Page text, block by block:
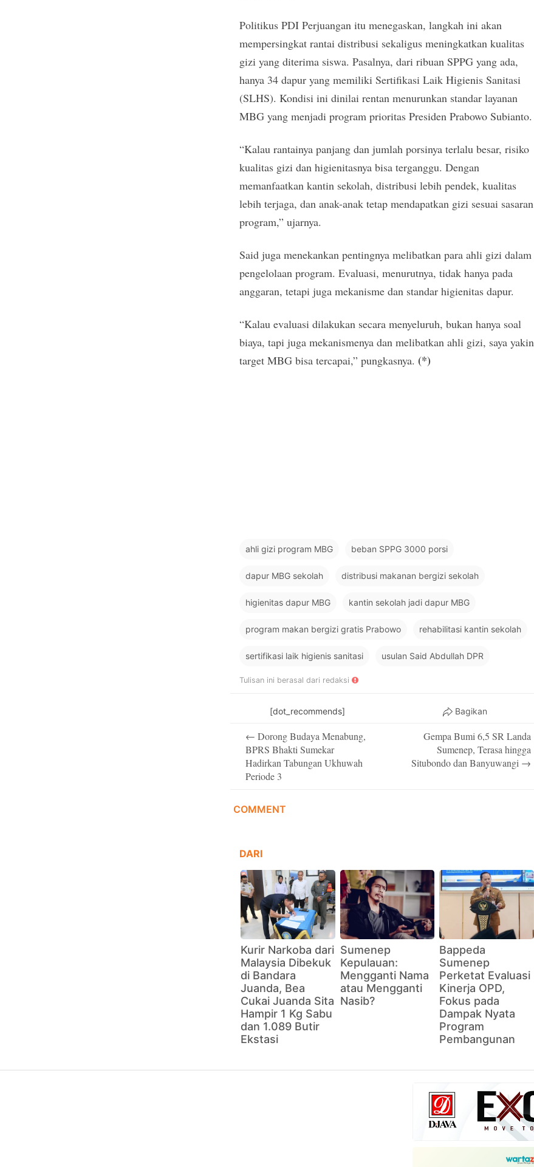
Politikus PDI Perjuangan itu menegaskan, langkah ini akan
mempersingkat rantai distribusi sekaligus meningkatkan kualitas
gizi yang diterima siswa. Pasalnya, dari ribuan SPPG yang ada,
hanya 34 dapur yang memiliki Sertifikasi Laik Higienis Sanitasi
(SLHS). Kondisi ini dinilai rentan menurunkan standar layanan
MBG yang menjadi program prioritas Presiden Prabowo Subianto.
“Kalau rantainya panjang dan jumlah porsinya terlalu besar, risiko
kualitas gizi dan higienitasnya bisa terganggu. Dengan
memanfaatkan kantin sekolah, distribusi lebih pendek, kualitas
lebih terjaga, dan anak-anak tetap mendapatkan gizi sesuai sasaran
program,” ujarnya.
Said juga menekankan pentingnya melibatkan para ahli gizi dalam
pengelolaan program. Evaluasi, menurutnya, tidak hanya pada
anggaran, tetapi juga mekanisme dan standar higienitas dapur.
“Kalau evaluasi dilakukan secara menyeluruh, bukan hanya soal
biaya, tapi juga mekanismenya dan melibatkan ahli gizi, saya yakin
target MBG bisa tercapai,” pungkasnya. (*)
ahli gizi program MBG beban SPPG 3000 porsi
dapur MBG sekolah distribusi makanan bergizi sekolah
higienitas dapur MBG kantin sekolah jadi dapur MBG
program makan bergizi gratis Prabowo rehabilitasi kantin sekolah
sertifikasi laik higienis sanitasi usulan Said Abdullah DPR
Tulisan ini berasal dari redaksi
[dot_recommends] Bagikan
navigation
← Dorong Budaya Menabung,
BPRS Bhakti Sumekar
Hadirkan Tabungan Ukhuwah
Periode 3
Gempa Bumi 6,5 SR Landa
Sumenep, Terasa hingga
Situbondo dan Banyuwangi →
COMMENT
DARI
Kurir Narkoba dari
Malaysia Dibekuk
di Bandara
Juanda, Bea
Cukai Juanda Sita
Hampir 1 Kg Sabu
dan 1.089 Butir
Ekstasi
Sumenep
Kepulauan:
Mengganti Nama
atau Mengganti
Nasib?
Bappeda
Sumenep
Perketat Evaluasi
Kinerja OPD,
Fokus pada
Dampak Nyata
Program
Pembangunan